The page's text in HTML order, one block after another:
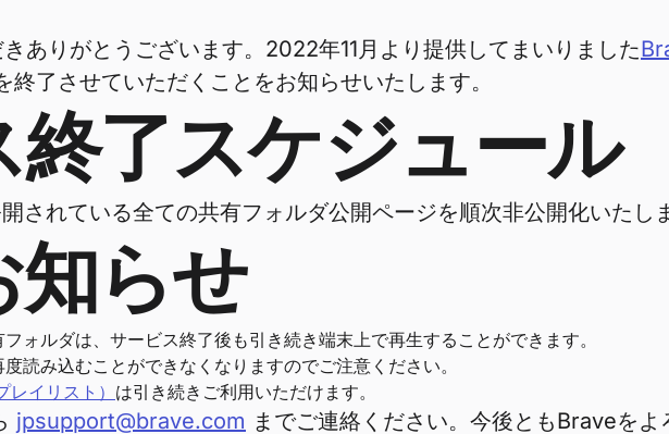
ありがとうございます。2022年11月より提供してまいりました
了させていただくことをお知らせいたします。
終了スケジュール
されている全ての共有フォルダ公開ページを順次非公開化いたし
知らせ
ォルダは、サービス終了後も引き続き端末上で再生することができます。
読み込むことができなくなりますのでご注意ください。
イリスト） は引き続きご利用いただけます。
jpsupport@brave.com までご連絡ください。今後ともBraveをよ